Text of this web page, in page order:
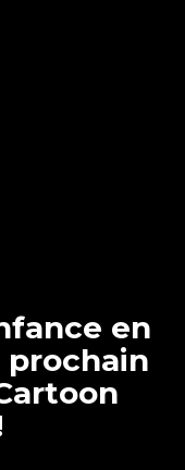
en
prochain